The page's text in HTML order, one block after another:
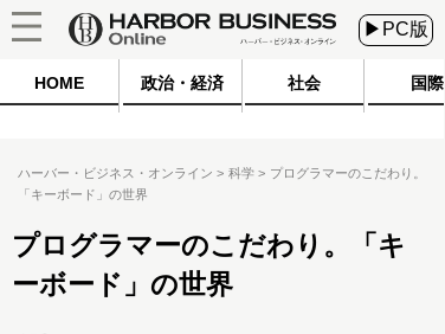
▶PC版
HOME 政治・経済 社会 国際
ハーバー・ビジネス・オンライン 科学
プログラマーのこだわり。
「キーボード」の世界
プログラマーのこだわり。「キ
ーボード」の世界